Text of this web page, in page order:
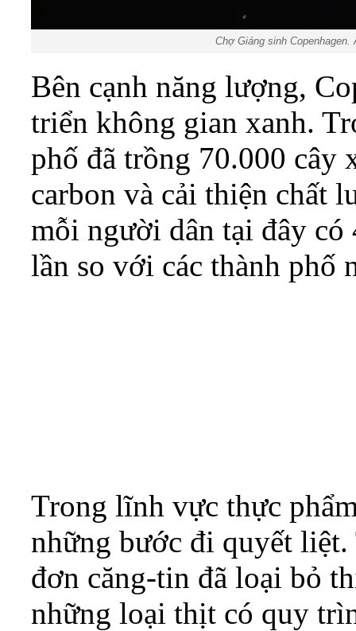
Chợ Giáng sinh
Bên cạnh năng lượng,
triển không gian xanh.
phố đã trồng 70.000 cây
carbon và cải thiện chất
mỗi người dân tại đây có
lần so với các thành phố
Trong lĩnh vực thực
những bước đi quyết
đơn căng-tin đã loại bỏ
những loại thịt có quy